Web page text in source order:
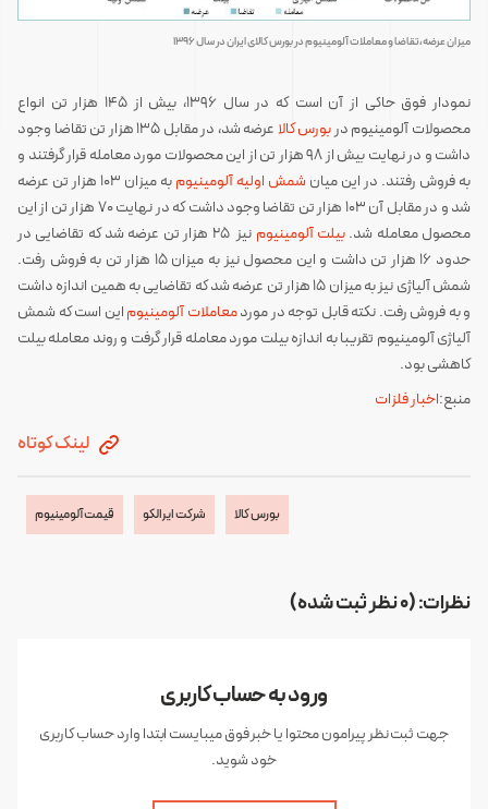
میزان عرضه،تقاضا و معاملات آلومینیوم در بورس کالای ایران در سال ۱۳۹۶
نمودار فوق حاکی از آن است که در سال ۱۳۹۶، بیش از ۱۴۵ هزار تن انواع
محصولات آلومینیوم دربورس کالا
عرضه شد، در مقابل ۱۳۵ هزار تن تقاضا وجود
داشت و در نهایت بیش از ۹۸ هزار تن از این محصولات مورد معامله قرار گرفتند و
به فروش رفتند. در این میانشمش اولیه آلومینیوم
به میزان ۱۰۳ هزار تن عرضه
شد و در مقابل آن ۱۰۳ هزار تن تقاضا وجود داشت که در نهایت ۷۰ هزار تن از این
محصول معامله شد.بیلت آلومینیوم
نیز ۲۵ هزار تن عرضه شد که تقاضایی در
حدود ۱۶ هزار تن داشت و این محصول نیز به میزان ۱۵ هزار تن به فروش رفت.
شمش آلیاژی نیز به میزان ۱۵ هزار تن عرضه شد که تقاضایی به همین اندازه داشت
و به فروش رفت. نکته قابل توجه در موردمعاملات آلومینیوماین است که شمش
آلیاژی آلومینیوم تقریبا به اندازه بیلت مورد معامله قرار گرفت و روند معامله بیلت
کاهشی بود.
منبع:اخبار فلزات
لینک کوتاه
بورس کالا شرکت ایرالکو قیمت آلومینیوم
نظرات: (0 نظر ثبت شده)
ورود به حساب کاربری
جهت ثبت نظر پیرامون محتوا یا خبر فوق میبایست ابتدا وارد حساب کاربری
خود شوید.